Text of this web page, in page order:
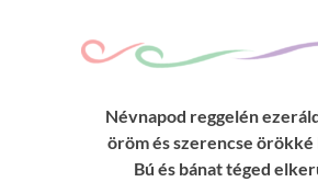
Névnapod reggelén
öröm és szerencse örökké
Bú és bánat téged